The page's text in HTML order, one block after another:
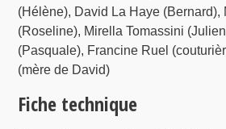
(Hélène), David La Haye (Bernard),
(Roseline), Mirella Tomassini
(Pasquale), Francine Ruel
(mère de David)
Fiche technique